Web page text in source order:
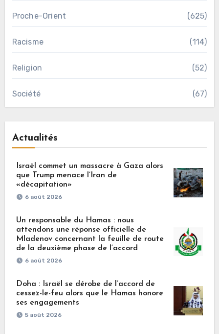
Proche-Orient (625)
Racisme (114)
Religion (52)
Société (67)
Actualités
Israël commet un massacre à Gaza alors
que Trump menace l’Iran de
«décapitation»
6 août 2026
Un responsable du Hamas : nous
attendons une réponse officielle de
Mladenov concernant la feuille de route
de la deuxième phase de l’accord
6 août 2026
Doha : Israël se dérobe de l’accord de
cessez-le-feu alors que le Hamas honore
ses engagements
5 août 2026